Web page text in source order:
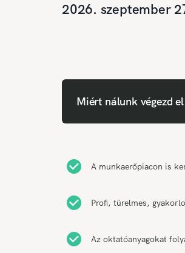
2026. szeptember
Miért nálunk végezd
A munkaerőpiacon is
Profi, türelmes,
Az oktatóanyagokat